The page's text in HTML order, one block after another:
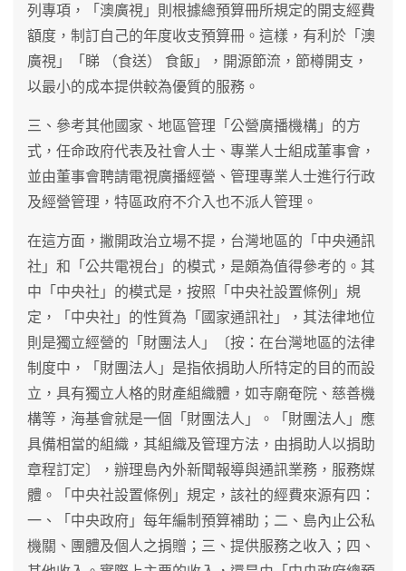
列專項，「澳廣視」則根據總預算冊所規定的開支經費
額度，制訂自己的年度收支預算冊。這樣，有利於「澳
廣視」「睇 （食送） 食飯」，開源節流，節樽開支，
以最小的成本提供較為優質的服務。
三、參考其他國家、地區管理「公營廣播機構」的方
式，任命政府代表及社會人士、專業人士組成董事會，
並由董事會聘請電視廣播經營、管理專業人士進行行政
及經營管理，特區政府不介入也不派人管理。
在這方面，撇開政治立場不提，台灣地區的「中央通訊
社」和「公共電視台」的模式，是頗為值得參考的。其
中「中央社」的模式是，按照「中央社設置條例」規
定，「中央社」的性質為「國家通訊社」，其法律地位
則是獨立經營的「財團法人」〔按：在台灣地區的法律
制度中，「財團法人」是指依捐助人所特定的目的而設
立，具有獨立人格的財產組織體，如寺廟奄院、慈善機
構等，海基會就是一個「財團法人」。「財團法人」應
具備相當的組織，其組織及管理方法，由捐助人以捐助
章程訂定〕，辦理島內外新聞報導與通訊業務，服務媒
體。「中央社設置條例」規定，該社的經費來源有四：
一、「中央政府」每年編制預算補助；二、島內止公私
機關、團體及個人之捐贈；三、提供服務之收入；四、